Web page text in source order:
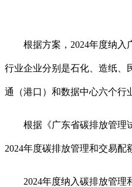
根据方案，2024年度纳入
行业企业分别是石化、造纸、
通（港口）和数据中心六个行
根据《广东省碳排放管理
2024年度碳排放管理和交易配
2024年度纳入碳排放管理